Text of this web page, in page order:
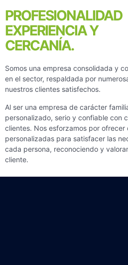
PROFESIONALIDAD
EXPERIENCIA Y
CERCANÍA.
Somos una empresa consolidada y
en el sector, respaldada por
nuestros clientes satisfechos.
Al ser una empresa de carácter
personalizado, serio y confiable con
clientes. Nos esforzamos por ofrecer
personalizadas para satisfacer las
cada persona, reconociendo y
cliente.